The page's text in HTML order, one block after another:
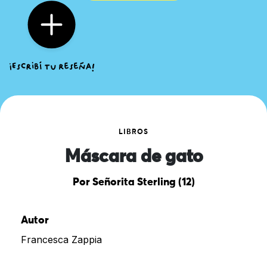
LIBROS
Máscara de gato
Por Señorita Sterling (12)
Autor
Francesca Zappia